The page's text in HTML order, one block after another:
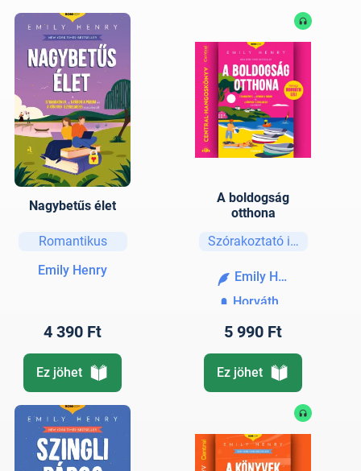
Nagybetűs élet
Romantikus
Emily Henry
4 390 Ft
Ez jöhet
A boldogság
otthona
Szórakoztató irodalom
Emily Henry
Horváth Lili
5 990 Ft
Ez jöhet